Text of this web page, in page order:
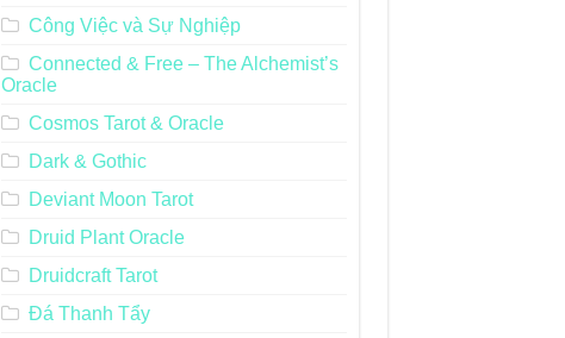
Công Việc và Sự Nghiệp
Connected & Free – The Alchemist’s
Oracle
Cosmos Tarot & Oracle
Dark & Gothic
Deviant Moon Tarot
Druid Plant Oracle
Druidcraft Tarot
Đá Thanh Tẩy